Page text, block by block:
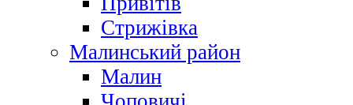
Стрижівка
Малинський район
Малин